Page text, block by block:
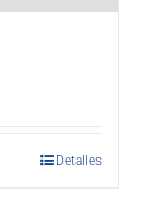
Detalles